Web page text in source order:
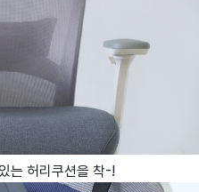
는 허리쿠션을 착-!